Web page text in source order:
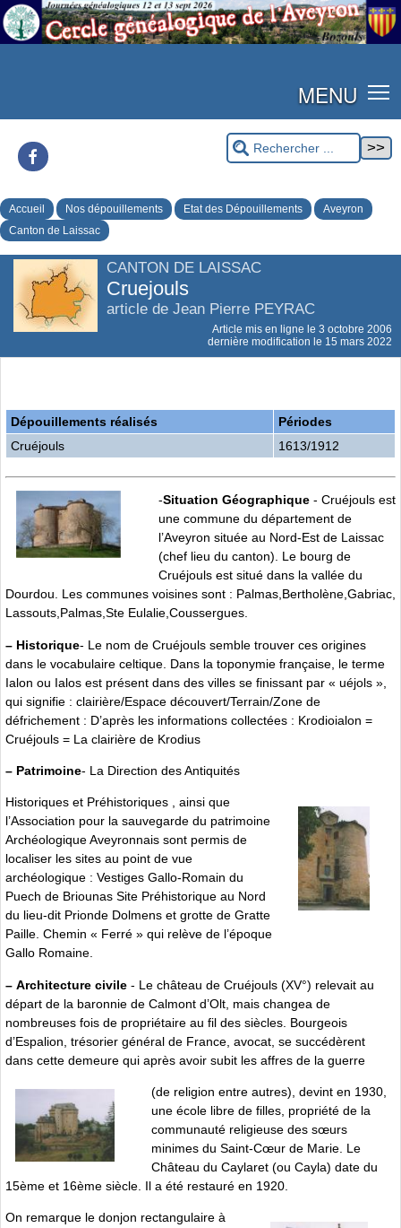
MENU
Accueil Nos dépouillements Etat des Dépouillements
Aveyron
Canton de Laissac
CANTON DE LAISSAC
Cruejouls
article de Jean Pierre PEYRAC
Article mis en ligne le 3 octobre 2006
dernière modification le 15 mars 2022
Dépouillements réalisés
Périodes
Cruéjouls
1613/1912
-Situation Géographique - Cruéjouls est
une commune du département de
l’Aveyron située au Nord-Est de Laissac
(chef lieu du canton). Le bourg de
Cruéjouls est situé dans la vallée du
Dourdou. Les communes voisines sont : Palmas,Bertholène,Gabriac,
Lassouts,Palmas,Ste Eulalie,Coussergues.
– Historique- Le nom de Cruéjouls semble trouver ces origines
dans le vocabulaire celtique. Dans la toponymie française, le terme
Ialon ou Ialos est présent dans des villes se finissant par « uéjols »,
qui signifie : clairière/Espace découvert/Terrain/Zone de
défrichement : D’après les informations collectées : Krodioialon =
Cruéjouls = La clairière de Krodius
– Patrimoine- La Direction des Antiquités
Historiques et Préhistoriques , ainsi que
l’Association pour la sauvegarde du patrimoine
Archéologique Aveyronnais sont permis de
localiser les sites au point de vue
archéologique : Vestiges Gallo-Romain du
Puech de Briounas Site Préhistorique au Nord
du lieu-dit Prionde Dolmens et grotte de Gratte
Paille. Chemin « Ferré » qui relève de l’époque
Gallo Romaine.
– Architecture civile - Le château de Cruéjouls (XV°) relevait au
départ de la baronnie de Calmont d’Olt, mais changea de
nombreuses fois de propriétaire au fil des siècles. Bourgeois
d’Espalion, trésorier général de France, avocat, se succédèrent
dans cette demeure qui après avoir subit les affres de la guerre
(de religion entre autres), devint en 1930,
une école libre de filles, propriété de la
communauté religieuse des sœurs
minimes du Saint-Cœur de Marie. Le
Château du Caylaret (ou Cayla) date du
15ème et 16ème siècle. Il a été restauré en 1920.
On remarque le donjon rectangulaire à